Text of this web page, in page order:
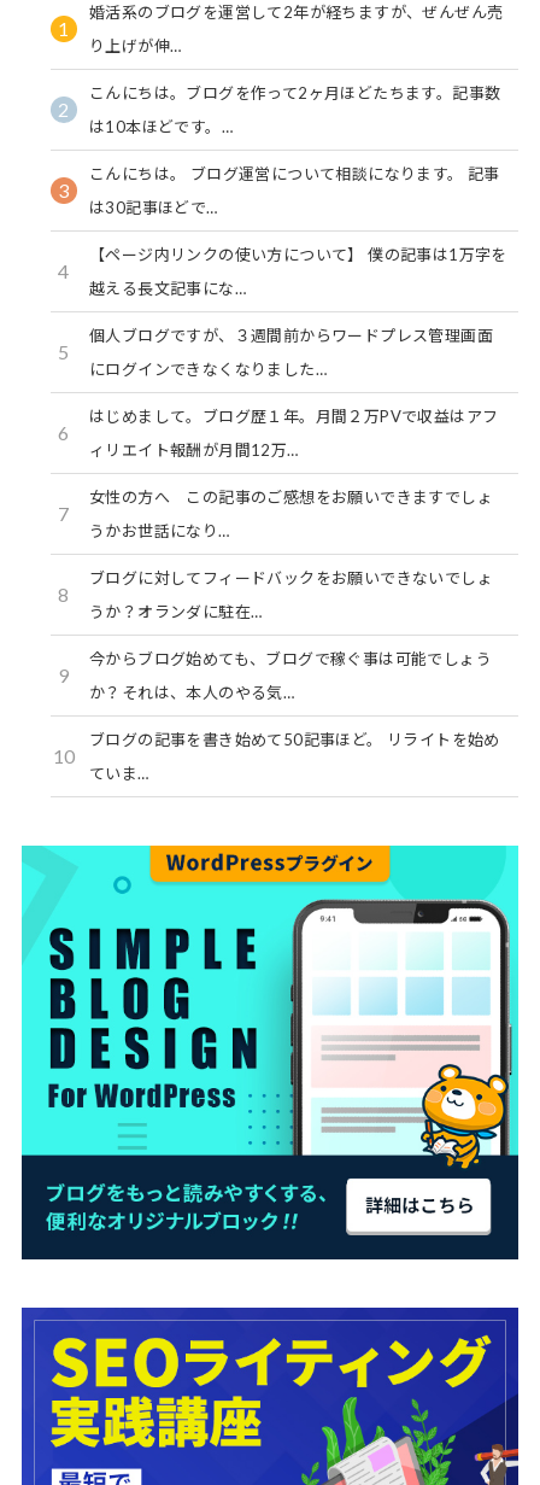
1
婚活系のブログを運営して2年が経ちますが、ぜんぜん売
り上げが伸…
2
こんにちは。ブログを作って2ヶ月ほどたちます。記事数
は10本ほどです。…
3
こんにちは。 ブログ運営について相談になります。 記事
は30記事ほどで…
4
【ページ内リンクの使い方について】 僕の記事は1万字を
越える長文記事にな…
5
個人ブログですが、３週間前からワードプレス管理画面
にログインできなくなりました…
6
はじめまして。ブログ歴１年。月間２万PVで収益はアフ
ィリエイト報酬が月間12万…
7
女性の方へ この記事のご感想をお願いできますでしょ
うかお世話になり…
8
ブログに対してフィードバックをお願いできないでしょ
うか？オランダに駐在…
9
今からブログ始めても、ブログで稼ぐ事は可能でしょう
か？それは、本人のやる気…
10
ブログの記事を書き始めて50記事ほど。 リライトを始め
ていま…